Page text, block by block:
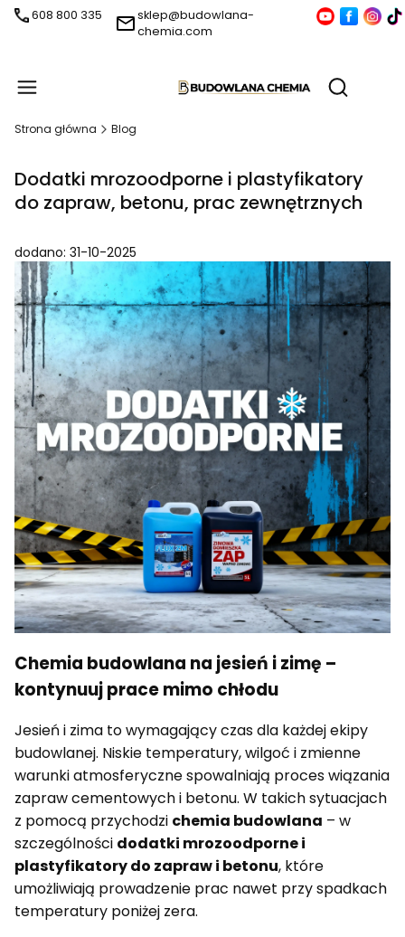
608 800 335
sklep@budowlana-
chemia.com
Otwórz
Strona główna Blog
Dodatki mrozoodporne i plastyfikatory
do zapraw, betonu, prac zewnętrznych
dodano: 31-10-2025
Chemia budowlana na jesień i zimę –
kontynuuj prace mimo chłodu
Jesień i zima to wymagający czas dla każdej ekipy
budowlanej. Niskie temperatury, wilgoć i zmienne
warunki atmosferyczne spowalniają proces wiązania
zapraw cementowych i betonu. W takich sytuacjach
z pomocą przychodzi chemia budowlana – w
szczególności dodatki mrozoodporne i
plastyfikatory do zapraw i betonu, które
umożliwiają prowadzenie prac nawet przy spadkach
temperatury poniżej zera.